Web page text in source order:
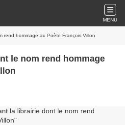
MENU
rend hommage au Poète François Villon
le nom rend hommage